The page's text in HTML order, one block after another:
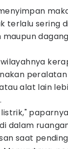
terlalu sering
alat lain
dalam
saat